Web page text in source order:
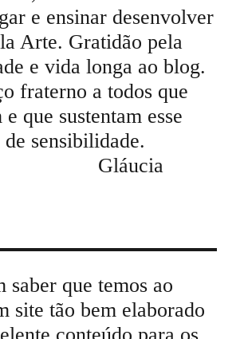
e ensinar desenvolver
Arte. Gratidão pela
e vida longa ao blog.
fraterno a todos que
que sustentam esse
sensibilidade.
saber que temos ao
site tão bem elaborado